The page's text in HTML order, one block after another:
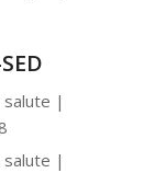
salute |
salute |